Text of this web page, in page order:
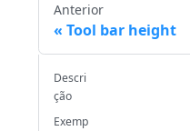
Anterior
Tool bar height
Descri
ção
Exemp